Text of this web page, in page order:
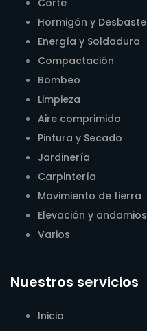
Hormigón y Desbaste
Energía y Soldadura
Compactación
Bombeo
Limpieza
Aire comprimido
Pintura y Secado
Jardinería
Carpintería
Movimiento de tierra
Elevación y andamios
Varios
Nuestros servicios
Inicio